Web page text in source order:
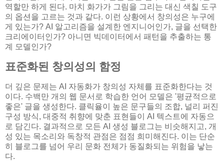
역할만 하게 된다. 마치 화가가 그림을 그리는 대신 색칠 도구
의 옵션을 고르는 것과 같다. 이런 상황에서 창의성은 누구에
게 있는가? AI 알고리즘을 설계한 엔지니어인가, 글을 선택한
크리에이터인가? 아니면 빅데이터에서 패턴을 추출하는 통
계 모델인가?
표준화된 창의성의 함정
더 깊은 문제는 AI 자동화가 창의성 자체를 표준화한다는 것
이다. 수백만 개의 웹 문서로 학습한 언어 모델은 '평균적으로
좋은' 글을 생성한다. 클릭율이 높은 문구들의 조합, 널리 퍼진
구성 방식, 대중적 취향에 맞춘 표현들이 AI 텍스트에 자동으
로 담긴다. 결과적으로 모든 AI 생성 블로그는 비슷해지고, 개
성 있는 목소리와 독창적 관점은 점점 희미해진다. 이는 단순
히 블로그를 넘어 우리 문화 전체가 동질화되는 위험을 낳는
다.